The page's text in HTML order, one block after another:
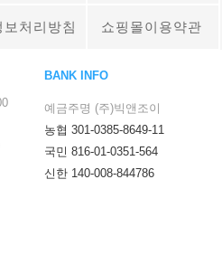
보처리방침 쇼핑몰이용약관
BANK INFO
예금주명 (주)빅앤조이
농협 301-0385-8649-11
국민 816-01-0351-564
신한 140-008-844786